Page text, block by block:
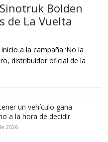
Bolden
de La Vuelta
a la campaña ‘No la
distribuidor oficial de la
un vehículo gana
a la hora de decidir
2026